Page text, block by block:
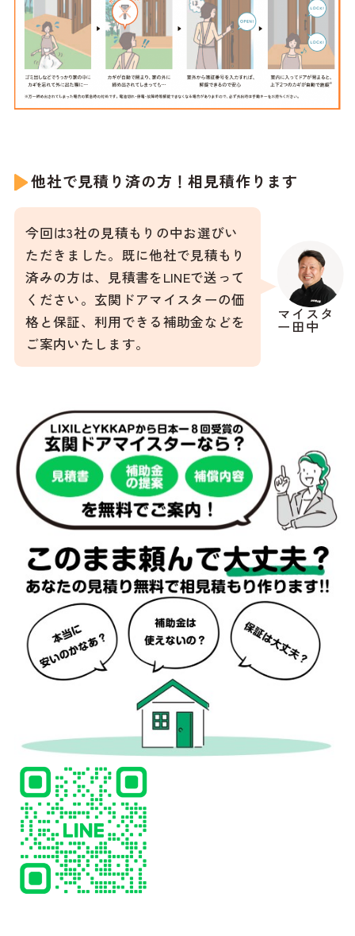
他社で見積り済の方！相見積作ります
マイスタ
ー田中
今回は3社の見積もりの中お選びい
ただきました。既に他社で見積もり
済みの方は、見積書をLINEで送って
ください。玄関ドアマイスターの価
格と保証、利用できる補助金などを
ご案内いたします。